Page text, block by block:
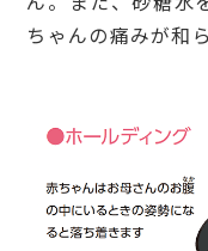
ちゃんの痛みが和